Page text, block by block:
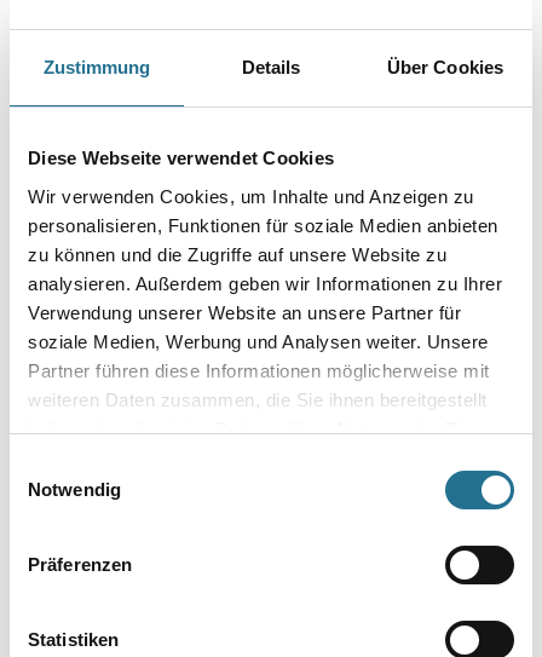
Zustimmung Details Über Cookies
Diese Webseite verwendet Cookies
Wir verwenden Cookies, um Inhalte und Anzeigen zu
personalisieren, Funktionen für soziale Medien anbieten
zu können und die Zugriffe auf unsere Website zu
analysieren. Außerdem geben wir Informationen zu Ihrer
Verwendung unserer Website an unsere Partner für
soziale Medien, Werbung und Analysen weiter. Unsere
Partner führen diese Informationen möglicherweise mit
weiteren Daten zusammen, die Sie ihnen bereitgestellt
haben oder die sie im Rahmen Ihrer Nutzung der Dienste
Notwendig
Präferenzen
Statistiken
Dämmplatten
Länge in centimeter
Breite in centimeter
Gebinde